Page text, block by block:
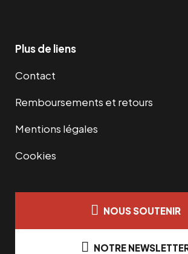
Plus de liens
Contact
Remboursements et retours
Mentions légales
Cookies
NOUS SOUTENIR
NOTRE